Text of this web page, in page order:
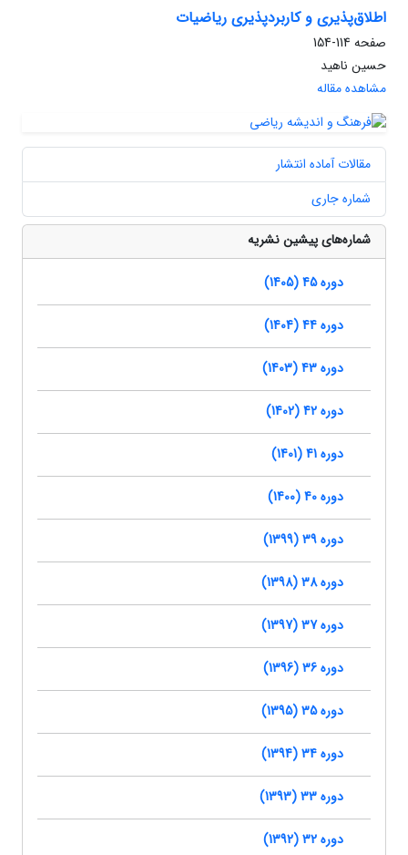
اطلاق‌پذیری و کاربردپذیری ریاضیات
صفحه 114-154
حسین ناهید
مشاهده مقاله
مقالات آماده انتشار
شماره جاری
شماره‌های پیشین نشریه
دوره 45 (1405)
دوره 44 (1404)
دوره 43 (1403)
دوره 42 (1402)
دوره 41 (1401)
دوره 40 (1400)
دوره 39 (1399)
دوره 38 (1398)
دوره 37 (1397)
دوره 36 (1396)
دوره 35 (1395)
دوره 34 (1394)
دوره 33 (1393)
دوره 32 (1392)